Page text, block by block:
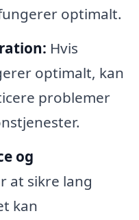
optimalt.
Hvis
optimalt, kan
problemer
og
at sikre lang
kan